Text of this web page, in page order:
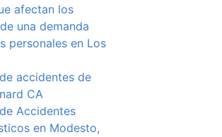
afectan los
una demanda
personales en Los
accidentes de
CA
Accidentes
en Modesto,